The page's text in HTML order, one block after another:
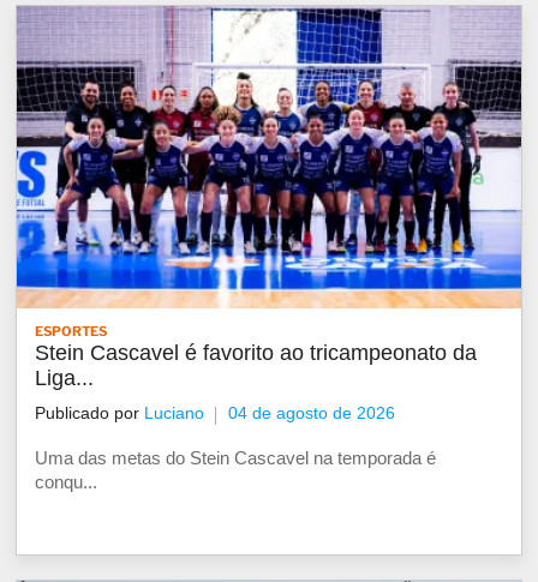
ESPORTES
Stein Cascavel é favorito ao tricampeonato da
Liga...
Publicado por Luciano 04 de agosto de 2026
Uma das metas do Stein Cascavel na temporada é
conqu...